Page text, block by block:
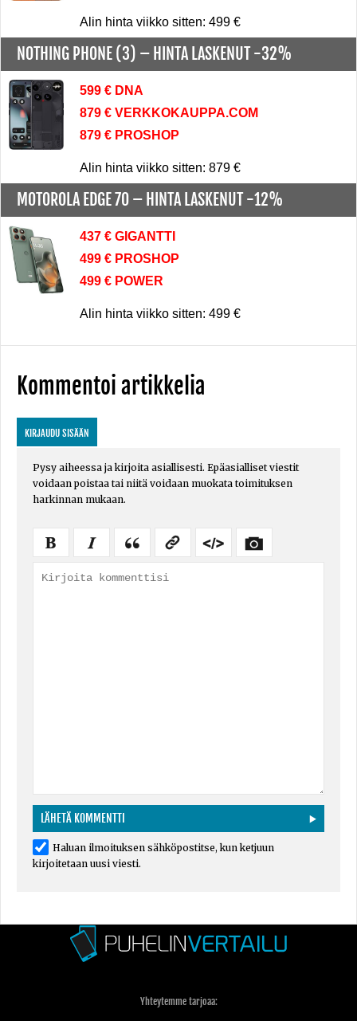
Alin hinta viikko sitten: 499 €
NOTHING PHONE (3) – HINTA LASKENUT -32%
599 € DNA
879 € VERKKOKAUPPA.COM
879 € PROSHOP
Alin hinta viikko sitten: 879 €
MOTOROLA EDGE 70 – HINTA LASKENUT -12%
437 € GIGANTTI
499 € PROSHOP
499 € POWER
Alin hinta viikko sitten: 499 €
Kommentoi artikkelia
KIRJAUDU SISÄÄN
Pysy aiheessa ja kirjoita asiallisesti. Epäasialliset viestit
voidaan poistaa tai niitä voidaan muokata toimituksen
harkinnan mukaan.
Haluan ilmoituksen sähköpostitse, kun ketjuun
kirjoitetaan uusi viesti.
Yhteytemme tarjoaa: